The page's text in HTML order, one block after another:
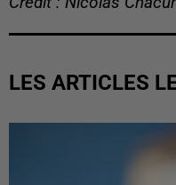
LES ARTICLES